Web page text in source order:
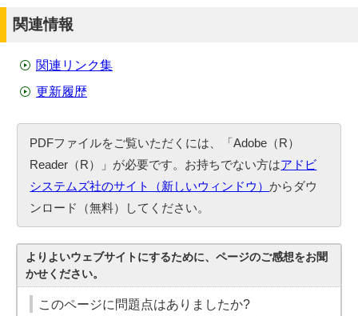
関連情報
関連リンク集
更新履歴
PDFファイルをご覧いただくには、「Adobe（R）
Reader（R）」が必要です。お持ちでない方はアドビ
システムズ社のサイト（新しいウィンドウ）からダウ
ンロード（無料）してください。
よりよいウェブサイトにするために、ページのご感想をお聞
かせください。
このページに問題点はありましたか?